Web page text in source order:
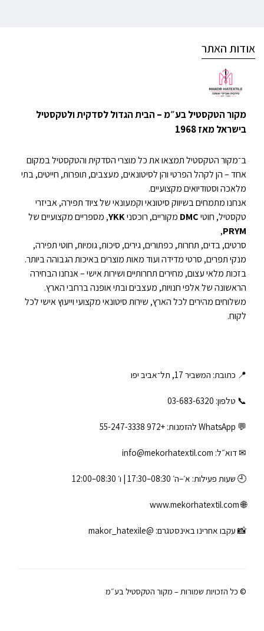
אודות האתר
מקור הטקסטיל בע״מ – הבית הגדול לסדקית ולטקסטיל
בישראל מאז 1968
ב־מקור הטקסטיל תמצאו את כל מוצרי הסדקית והטקסטיל במקום
אחד – הן לקהל הפרטי והן לסיטונאים, מעצבים, תופרות, חייטים, בתי
מלאכה וסטודיואים מקצועיים.
אנחנו מתמחים בשיווק סיטונאי וקמעונאי של ציוד תפירה, אביזרי
טקסטיל, חוטיDMC מקוריים, רוכסניYKK, מספריים מקצועיים של
PRYM
,
סרטים, בדים, תחרות, כפתורים, גירים, סיכות, גומיות, חוטי תפירה,
מנקי תפרים, סרטי מדידה ועוד מאות מוצרים באיכות הגבוהה ביותר.
בזכות מלאי עצום, מחירים תחרותיים ושירות אישי – אנחנו הבחירה
הראשונה של אלפי חנויות, מעצבים ובתי אופנה ברחבי הארץ.
משלוחים מהירים לכל הארץ, שירות סיטונאי מקצועי וייעוץ אישי לכל
לקוח.
📍 כתובת: המשביר 17, תל־אביב יפו
📞 טלפון: ‎03-683-6320
💬 WhatsApp להזמנות: +972 55-247-3338
✉ דוא״ל: info@mekorhatextil.com
🕘 שעות פעילות: א׳–ה׳ 08:30–17:30 | ו׳ 08:30–12:00
🌐
www.mekorhatextil.com
📸 עקבו אחרינו באינסטגרם: @makor_hatexile
© כל הזכויות שמורות – מקור הטקסטיל בע״מ